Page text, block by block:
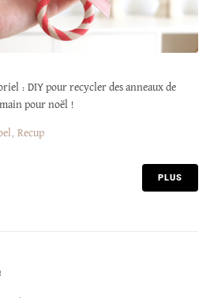
: DIY pour recycler des anneaux de
pour noël !
, Recup
PLUS